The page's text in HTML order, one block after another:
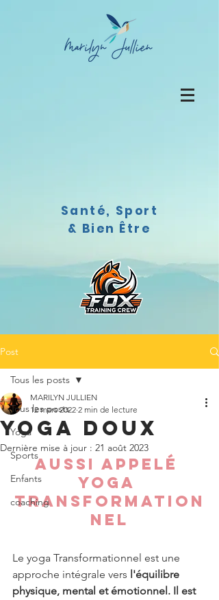
Santé, Sport
& Bien Être
Post
Tous les posts
Yoga
Sports
Enfants
coaching
Tous les posts
Yoga doux
MARILYN JULLIEN
12 mars 2022 2 min de lecture
Dernière mise à jour : 21 août 2023
Aussi AppElé
YOGA
TRANSFORMATION
NEL
Le yoga Transformationnel est une
approche intégrale vers l'équilibre
physique, mental et émotionnel. Il est